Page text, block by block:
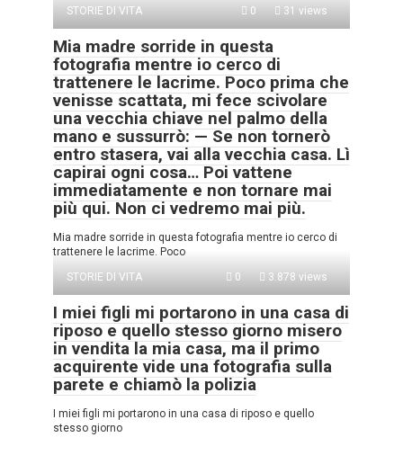
STORIE DI VITA
0 31 views
Mia madre sorride in questa
fotografia mentre io cerco di
trattenere le lacrime. Poco prima che
venisse scattata, mi fece scivolare
una vecchia chiave nel palmo della
mano e sussurrò: — Se non tornerò
entro stasera, vai alla vecchia casa. Lì
capirai ogni cosa… Poi vattene
immediatamente e non tornare mai
più qui. Non ci vedremo mai più.
Mia madre sorride in questa fotografia mentre io cerco di
trattenere le lacrime. Poco
STORIE DI VITA
0 3.878 views
I miei figli mi portarono in una casa di
riposo e quello stesso giorno misero
in vendita la mia casa, ma il primo
acquirente vide una fotografia sulla
parete e chiamò la polizia
I miei figli mi portarono in una casa di riposo e quello
stesso giorno